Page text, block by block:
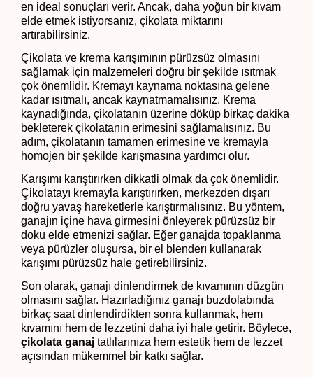
en ideal sonuçları verir. Ancak, daha yoğun bir kıvam
elde etmek istiyorsanız, çikolata miktarını
artırabilirsiniz.
Çikolata ve krema karışımının pürüzsüz olmasını
sağlamak için malzemeleri doğru bir şekilde ısıtmak
çok önemlidir. Kremayı kaynama noktasına gelene
kadar ısıtmalı, ancak kaynatmamalısınız. Krema
kaynadığında, çikolatanın üzerine döküp birkaç dakika
bekleterek çikolatanın erimesini sağlamalısınız. Bu
adım, çikolatanın tamamen erimesine ve kremayla
homojen bir şekilde karışmasına yardımcı olur.
Karışımı karıştırırken dikkatli olmak da çok önemlidir.
Çikolatayı kremayla karıştırırken, merkezden dışarı
doğru yavaş hareketlerle karıştırmalısınız. Bu yöntem,
ganajın içine hava girmesini önleyerek pürüzsüz bir
doku elde etmenizi sağlar. Eğer ganajda topaklanma
veya pürüzler oluşursa, bir el blenderı kullanarak
karışımı pürüzsüz hale getirebilirsiniz.
Son olarak, ganajı dinlendirmek de kıvamının düzgün
olmasını sağlar. Hazırladığınız ganajı buzdolabında
birkaç saat dinlendirdikten sonra kullanmak, hem
çikolata ganaj tatlılarınıza hem estetik hem de lezzet
açısından mükemmel bir katkı sağlar.